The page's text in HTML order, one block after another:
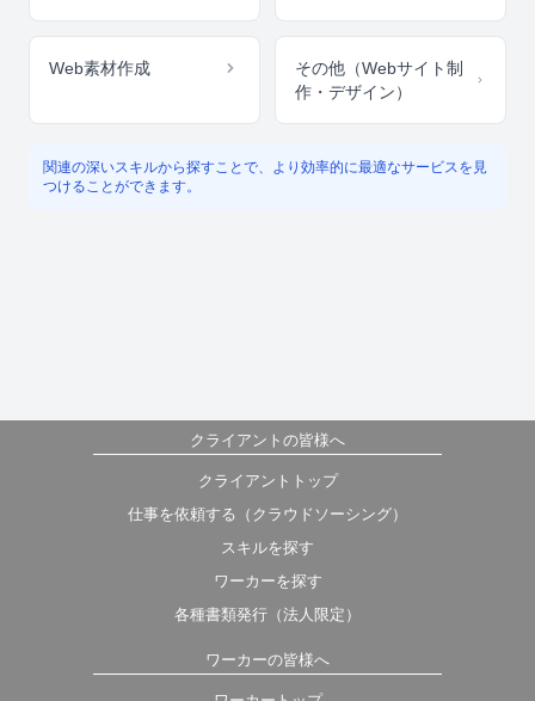
Web素材作成
その他（Webサイト制
作・デザイン）
関連の深いスキルから探すことで、より効率的に最適なサービスを見
つけることができます。
クライアントの皆様へ
クライアントトップ
仕事を依頼する（クラウドソーシング）
スキルを探す
ワーカーを探す
各種書類発行（法人限定）
ワーカーの皆様へ